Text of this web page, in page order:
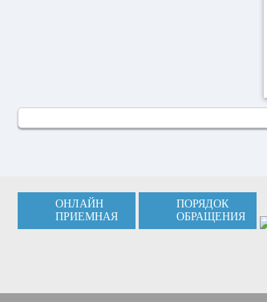
ОНЛАЙН
ПРИЕМНАЯ
ПОРЯДОК
ОБРАЩЕНИЯ